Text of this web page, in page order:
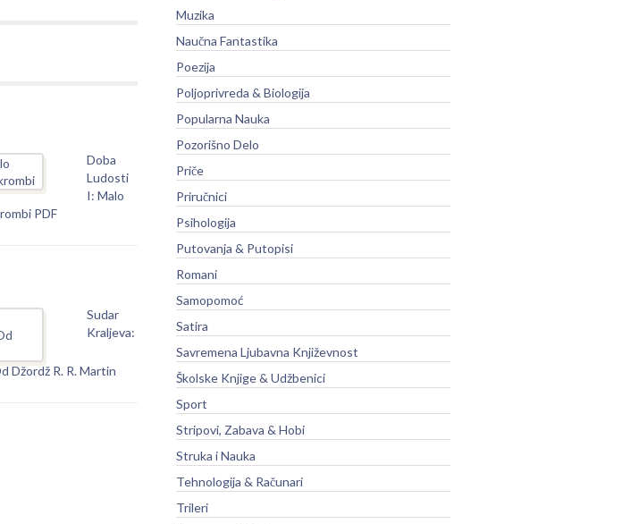
Doba
Ludosti
I: Malo
PDF
Sudar
Kraljeva:
Džordž R. R. Martin
Muzika
Naučna Fantastika
Poezija
Poljoprivreda & Biologija
Popularna Nauka
Pozorišno Delo
Priče
Priručnici
Psihologija
Putovanja & Putopisi
Romani
Samopomoć
Satira
Savremena Ljubavna Književnost
Školske Knjige & Udžbenici
Sport
Stripovi, Zabava & Hobi
Struka i Nauka
Tehnologija & Računari
Trileri